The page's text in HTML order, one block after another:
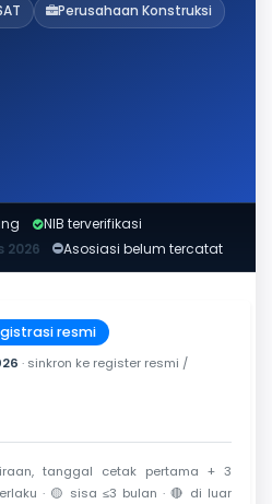
Perusahaan Konstruksi
NIB terverifikasi
2026 Asosiasi belum tercatat
resmi
· sinkron ke register resmi /
tanggal cetak pertama + 3
· 🟡 sisa ≤3 bulan · 🔴 di luar